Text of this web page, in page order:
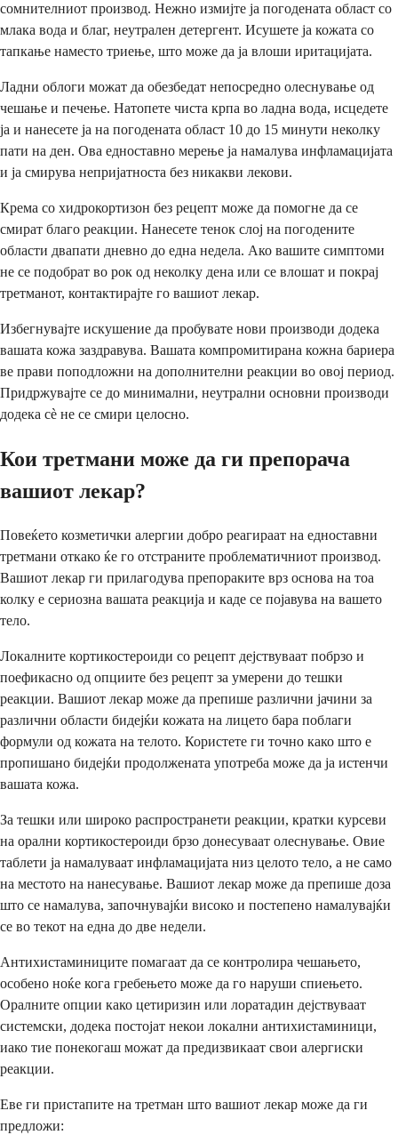
сомнителниот производ. Нежно измијте ја погодената област со
млака вода и благ, неутрален детергент. Исушете ја кожата со
тапкање наместо триење, што може да ја влоши иритацијата.
Ладни облоги можат да обезбедат непосредно олеснување од
чешање и печење. Натопете чиста крпа во ладна вода, исцедете
ја и нанесете ја на погодената област 10 до 15 минути неколку
пати на ден. Ова едноставно мерење ја намалува инфламацијата
и ја смирува непријатноста без никакви лекови.
Крема со хидрокортизон без рецепт може да помогне да се
смират благо реакции. Нанесете тенок слој на погодените
области двапати дневно до една недела. Ако вашите симптоми
не се подобрат во рок од неколку дена или се влошат и покрај
третманот, контактирајте го вашиот лекар.
Избегнувајте искушение да пробувате нови производи додека
вашата кожа заздравува. Вашата компромитирана кожна бариера
ве прави поподложни на дополнителни реакции во овој период.
Придржувајте се до минимални, неутрални основни производи
додека сè не се смири целосно.
Кои третмани може да ги препорача
вашиот лекар?
Повеќето козметички алергии добро реагираат на едноставни
третмани откако ќе го отстраните проблематичниот производ.
Вашиот лекар ги прилагодува препораките врз основа на тоа
колку е сериозна вашата реакција и каде се појавува на вашето
тело.
Локалните кортикостероиди со рецепт дејствуваат побрзо и
поефикасно од опциите без рецепт за умерени до тешки
реакции. Вашиот лекар може да препише различни јачини за
различни области бидејќи кожата на лицето бара поблаги
формули од кожата на телото. Користете ги точно како што е
пропишано бидејќи продолжената употреба може да ја истенчи
вашата кожа.
За тешки или широко распространети реакции, кратки курсеви
на орални кортикостероиди брзо донесуваат олеснување. Овие
таблети ја намалуваат инфламацијата низ целото тело, а не само
на местото на нанесување. Вашиот лекар може да препише доза
што се намалува, започнувајќи високо и постепено намалувајќи
се во текот на една до две недели.
Антихистаминиците помагаат да се контролира чешањето,
особено ноќе кога гребењето може да го наруши спиењето.
Оралните опции како цетиризин или лоратадин дејствуваат
системски, додека постојат некои локални антихистаминици,
иако тие понекогаш можат да предизвикаат свои алергиски
реакции.
Еве ги пристапите на третман што вашиот лекар може да ги
предложи: